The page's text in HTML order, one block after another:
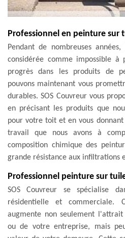
Professionnel en peinture sur
Pendant de nombreuses
considérée comme impossible
progrès dans les produits de
pouvons maintenant vous
durables. SOS Couvreur vous
en précisant les produits que
pour votre toit et en vous
travail que nous avons à
composition chimique des
grande résistance aux infiltrations
Professionnel peinture sur
SOS Couvreur se spécialise
résidentielle et commerciale.
augmente non seulement
ou de votre entreprise, mais